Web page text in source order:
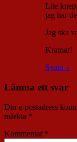
Lite
jag har
Jag ska
Kramar!
Svara ↓
Lämna ett svar
Din e-postadress
märkta *
Kommentar *